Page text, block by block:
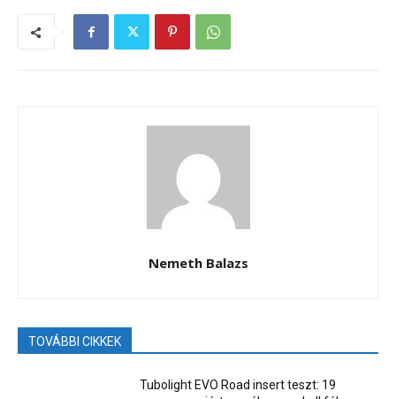
Nemeth Balazs
TOVÁBBI CIKKEK
Tubolight EVO Road insert teszt: 19